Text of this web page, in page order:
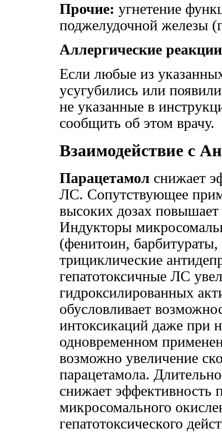
Прочие: угнетение
поджелудочной железы
Аллергические
Если любые из
усугубились или
не указанные в
сообщить об этом врачу.
Взаимодействие с
Парацетамол снижает
ЛС. Сопутствующее
высоких дозах
Индукторы
(фенитоин,
трициклические
гепатотоксичные ЛС
гидроксилированных
обусловливает
интоксикаций даже при
одновременном
возможно увеличение
парацетамола.
снижает эффективность
микросомального
гепатотоксического